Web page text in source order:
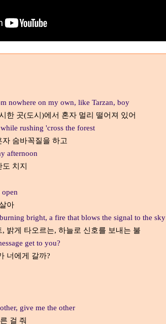
nowhere on my own, like Tarzan, boy
한 곳(도시)에서 혼자 멀리 떨어져 있어
rushing 'cross the forest
숨바꼭질을 하고
afternoon
치지
아
bright, a fire that blows the signal to the sky
, 밝게 타오르는, 하늘로 신호를 보내는 불
get to you?
너에게 갈까?
give me the other
걸 줘